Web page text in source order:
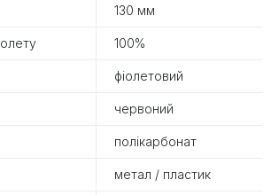
130 мм
100%
фіолетовий
червоний
полікарбонат
метал / пластик